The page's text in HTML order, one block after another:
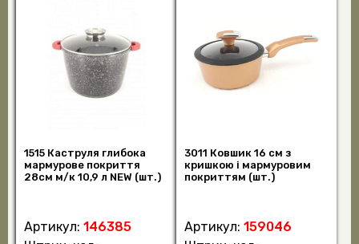
1515 Каструля глибока
мармурове покриття
28см м/к 10,9 л NEW (шт.)
Артикул: 146385
3011 Ковшик 16 см з
кришкою і мармуровим
покриттям (шт.)
Артикул: 159046